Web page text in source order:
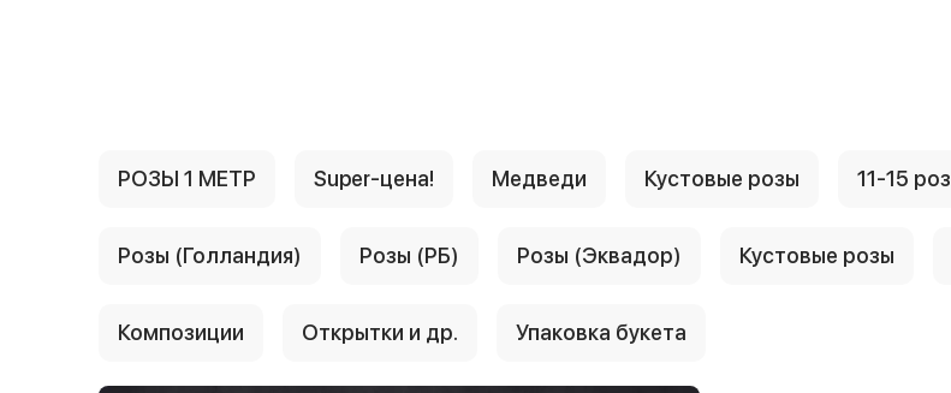
РОЗЫ 1 МЕТР Super-цена! Медведи Кустовые розы 11-15 роз
Розы (Голландия) Розы (РБ) Розы (Эквадор) Кустовые розы
Композиции Открытки и др. Упаковка букета